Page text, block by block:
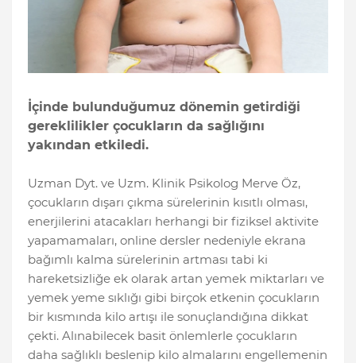
İçinde bulunduğumuz dönemin getirdiği
gereklilikler çocukların da sağlığını
yakından etkiledi.
Uzman Dyt. ve Uzm. Klinik Psikolog Merve Öz,
çocukların dışarı çıkma sürelerinin kısıtlı olması,
enerjilerini atacakları herhangi bir fiziksel aktivite
yapamamaları, online dersler nedeniyle ekrana
bağımlı kalma sürelerinin artması tabi ki
hareketsizliğe ek olarak artan yemek miktarları ve
yemek yeme sıklığı gibi birçok etkenin çocukların
bir kısmında kilo artışı ile sonuçlandığına dikkat
çekti. Alınabilecek basit önlemlerle çocukların
daha sağlıklı beslenip kilo almalarını engellemenin